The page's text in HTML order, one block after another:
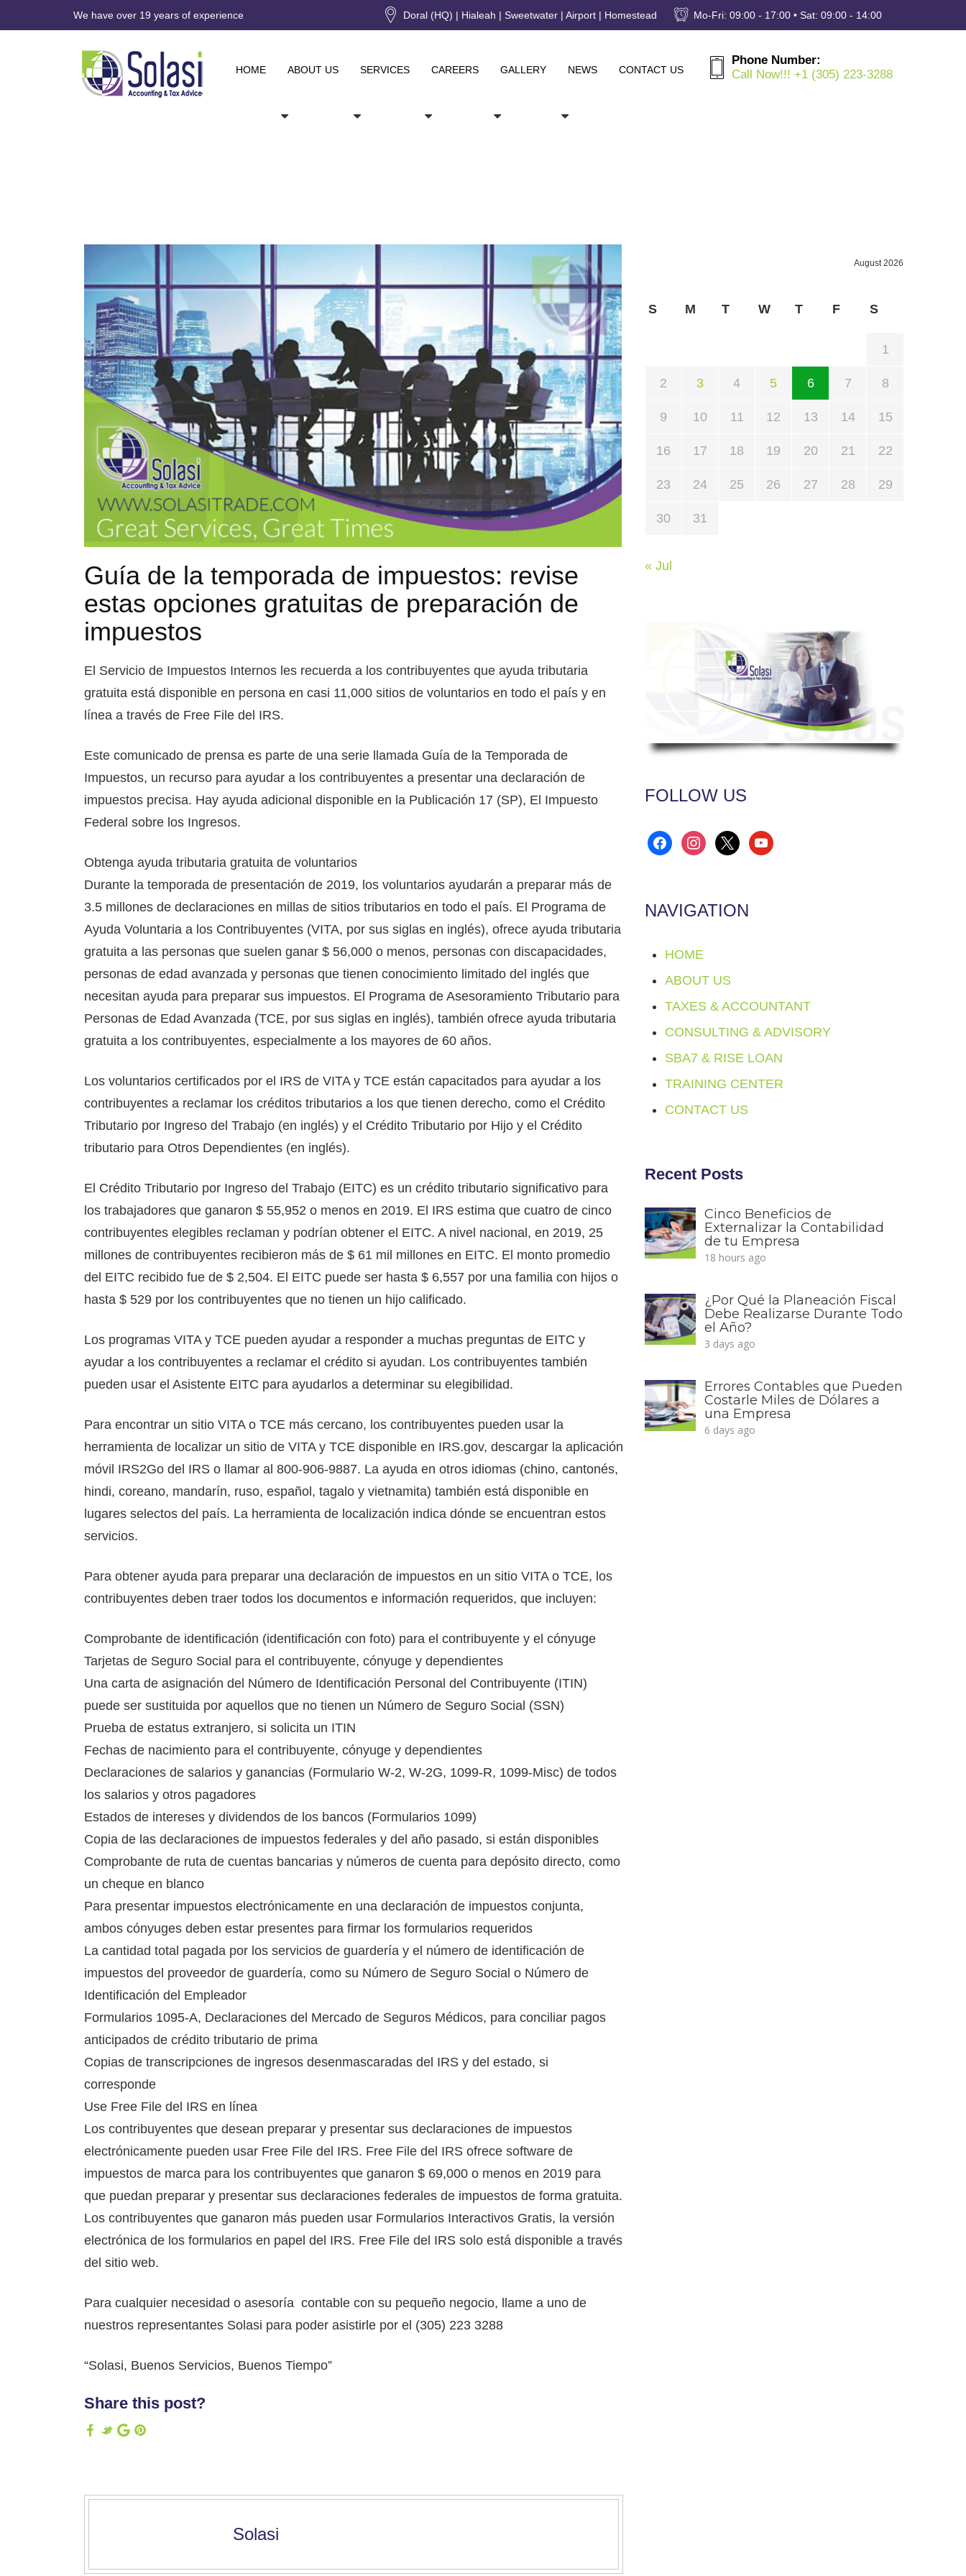
We have over 19 years of experience Doral (HQ) | Hialeah | Sweetwater | Airport | Homestead Mo-Fri: 09:00 - 17:00 • Sat: 09:00 - 14:00
Phone Number:
Call Now!!! +1 (305) 223-3288
HOME ABOUT US SERVICES CAREERS GALLERY NEWS CONTACT US
Guía de la temporada de impuestos: revise
estas opciones gratuitas de preparación de
impuestos
El Servicio de Impuestos Internos les recuerda a los contribuyentes que ayuda tributaria
gratuita está disponible en persona en casi 11,000 sitios de voluntarios en todo el país y en
línea a través de Free File del IRS.
Este comunicado de prensa es parte de una serie llamada Guía de la Temporada de
Impuestos, un recurso para ayudar a los contribuyentes a presentar una declaración de
impuestos precisa. Hay ayuda adicional disponible en la Publicación 17 (SP), El Impuesto
Federal sobre los Ingresos.
Obtenga ayuda tributaria gratuita de voluntarios
Durante la temporada de presentación de 2019, los voluntarios ayudarán a preparar más de
3.5 millones de declaraciones en millas de sitios tributarios en todo el país. El Programa de
Ayuda Voluntaria a los Contribuyentes (VITA, por sus siglas en inglés), ofrece ayuda tributaria
gratuita a las personas que suelen ganar $ 56,000 o menos, personas con discapacidades,
personas de edad avanzada y personas que tienen conocimiento limitado del inglés que
necesitan ayuda para preparar sus impuestos. El Programa de Asesoramiento Tributario para
Personas de Edad Avanzada (TCE, por sus siglas en inglés), también ofrece ayuda tributaria
gratuita a los contribuyentes, especialmente a los mayores de 60 años.
Los voluntarios certificados por el IRS de VITA y TCE están capacitados para ayudar a los
contribuyentes a reclamar los créditos tributarios a los que tienen derecho, como el Crédito
Tributario por Ingreso del Trabajo (en inglés) y el Crédito Tributario por Hijo y el Crédito
tributario para Otros Dependientes (en inglés).
El Crédito Tributario por Ingreso del Trabajo (EITC) es un crédito tributario significativo para
los trabajadores que ganaron $ 55,952 o menos en 2019. El IRS estima que cuatro de cinco
contribuyentes elegibles reclaman y podrían obtener el EITC. A nivel nacional, en 2019, 25
millones de contribuyentes recibieron más de $ 61 mil millones en EITC. El monto promedio
del EITC recibido fue de $ 2,504. El EITC puede ser hasta $ 6,557 por una familia con hijos o
hasta $ 529 por los contribuyentes que no tienen un hijo calificado.
Los programas VITA y TCE pueden ayudar a responder a muchas preguntas de EITC y
ayudar a los contribuyentes a reclamar el crédito si ayudan. Los contribuyentes también
pueden usar el Asistente EITC para ayudarlos a determinar su elegibilidad.
Para encontrar un sitio VITA o TCE más cercano, los contribuyentes pueden usar la
herramienta de localizar un sitio de VITA y TCE disponible en IRS.gov, descargar la aplicación
móvil IRS2Go del IRS o llamar al 800-906-9887. La ayuda en otros idiomas (chino, cantonés,
hindi, coreano, mandarín, ruso, español, tagalo y vietnamita) también está disponible en
lugares selectos del país. La herramienta de localización indica dónde se encuentran estos
servicios.
Para obtener ayuda para preparar una declaración de impuestos en un sitio VITA o TCE, los
contribuyentes deben traer todos los documentos e información requeridos, que incluyen:
Comprobante de identificación (identificación con foto) para el contribuyente y el cónyuge
Tarjetas de Seguro Social para el contribuyente, cónyuge y dependientes
Una carta de asignación del Número de Identificación Personal del Contribuyente (ITIN)
puede ser sustituida por aquellos que no tienen un Número de Seguro Social (SSN)
Prueba de estatus extranjero, si solicita un ITIN
Fechas de nacimiento para el contribuyente, cónyuge y dependientes
Declaraciones de salarios y ganancias (Formulario W-2, W-2G, 1099-R, 1099-Misc) de todos
los salarios y otros pagadores
Estados de intereses y dividendos de los bancos (Formularios 1099)
Copia de las declaraciones de impuestos federales y del año pasado, si están disponibles
Comprobante de ruta de cuentas bancarias y números de cuenta para depósito directo, como
un cheque en blanco
Para presentar impuestos electrónicamente en una declaración de impuestos conjunta,
ambos cónyuges deben estar presentes para firmar los formularios requeridos
La cantidad total pagada por los servicios de guardería y el número de identificación de
impuestos del proveedor de guardería, como su Número de Seguro Social o Número de
Identificación del Empleador
Formularios 1095-A, Declaraciones del Mercado de Seguros Médicos, para conciliar pagos
anticipados de crédito tributario de prima
Copias de transcripciones de ingresos desenmascaradas del IRS y del estado, si
corresponde
Use Free File del IRS en línea
Los contribuyentes que desean preparar y presentar sus declaraciones de impuestos
electrónicamente pueden usar Free File del IRS. Free File del IRS ofrece software de
impuestos de marca para los contribuyentes que ganaron $ 69,000 o menos en 2019 para
que puedan preparar y presentar sus declaraciones federales de impuestos de forma gratuita.
Los contribuyentes que ganaron más pueden usar Formularios Interactivos Gratis, la versión
electrónica de los formularios en papel del IRS. Free File del IRS solo está disponible a través
del sitio web.
Para cualquier necesidad o asesoría contable con su pequeño negocio, llame a uno de
nuestros representantes Solasi para poder asistirle por el (305) 223 3288
“Solasi, Buenos Servicios, Buenos Tiempo”
Share this post?
Solasi
August 2026
S M T W T F S
1
2 3 4 5 6 7 8
9 10 11 12 13 14 15
16 17 18 19 20 21 22
23 24 25 26 27 28 29
30 31
« Jul
FOLLOW US
facebookinstagram
x youtube
NAVIGATION
HOME
ABOUT US
TAXES & ACCOUNTANT
CONSULTING & ADVISORY
SBA7 & RISE LOAN
TRAINING CENTER
CONTACT US
Recent Posts
Cinco Beneficios de
Externalizar la Contabilidad
de tu Empresa
18 hours ago
¿Por Qué la Planeación Fiscal
Debe Realizarse Durante Todo
el Año?
3 days ago
Errores Contables que Pueden
Costarle Miles de Dólares a
una Empresa
6 days ago